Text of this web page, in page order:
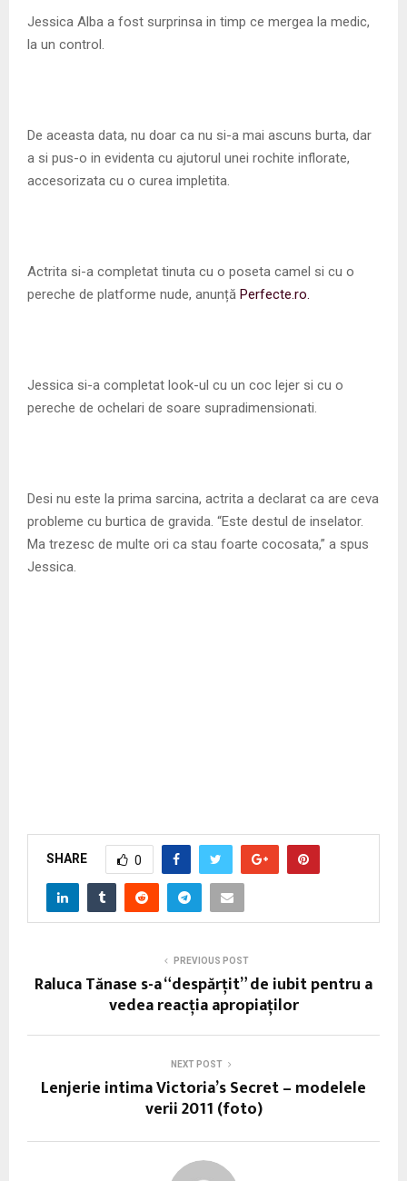
E
U
Jessica Alba a fost surprinsa in timp ce mergea la medic,
la un control.
De aceasta data, nu doar ca nu si-a mai ascuns burta, dar
a si pus-o in evidenta cu ajutorul unei rochite inflorate,
accesorizata cu o curea impletita.
Actrita si-a completat tinuta cu o poseta camel si cu o
pereche de platforme nude, anunță Perfecte.ro.
Jessica si-a completat look-ul cu un coc lejer si cu o
pereche de ochelari de soare supradimensionati.
Desi nu este la prima sarcina, actrita a declarat ca are ceva
probleme cu burtica de gravida. “Este destul de inselator.
Ma trezesc de multe ori ca stau foarte cocosata,” a spus
Jessica.
SHARE 0
PREVIOUS POST
Raluca Tănase s-a “despărţit” de iubit pentru a
vedea reacția apropiaților
NEXT POST
Lenjerie intima Victoria’s Secret – modelele
verii 2011 (foto)